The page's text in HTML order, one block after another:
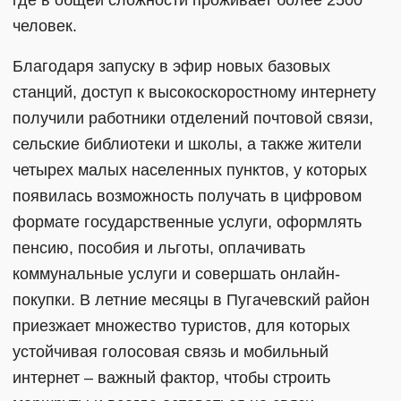
человек.
Благодаря запуску в эфир новых базовых
станций, доступ к высокоскоростному интернету
получили работники отделений почтовой связи,
сельские библиотеки и школы, а также жители
четырех малых населенных пунктов, у которых
появилась возможность получать в цифровом
формате государственные услуги, оформлять
пенсию, пособия и льготы, оплачивать
коммунальные услуги и совершать онлайн-
покупки. В летние месяцы в Пугачевский район
приезжает множество туристов, для которых
устойчивая голосовая связь и мобильный
интернет – важный фактор, чтобы строить